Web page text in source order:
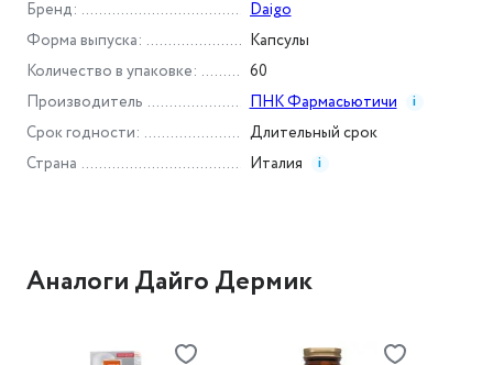
Бренд :
Daigo
Форма выпуска :
Капсулы
Количество в упаковке :
60
Производитель
ПНК Фармасьютичи i
Срок годности :
Длительный срок
Страна
Италия i
Аналоги Дайго Дермик